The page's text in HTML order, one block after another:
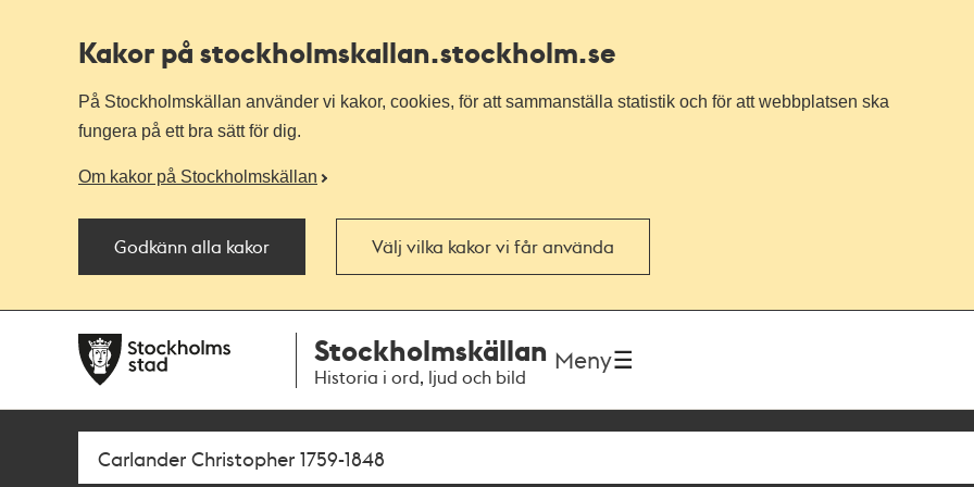
Kakor på stockholmskallan.stockholm.se
På Stockholmskällan använder vi kakor, cookies, för att sammanställa statistik och för att webbplatsen ska
fungera på ett bra sätt för dig.
Om kakor på Stockholmskällan
Godkänn alla kakor Välj vilka kakor vi får använda
navigationen
huvudinnehållet
Stockholmskällan
Historia i ord, ljud och bild
Meny
Sök